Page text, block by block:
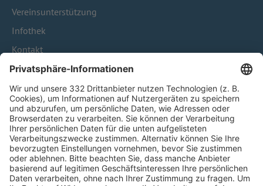
Vereinsunterstützung
Infothek
Kontakt
HÄUFIG BESUCHTE SEITEN
Pässe und Vereinswechsel
Trainerausbildung
Schulungsangebot Vereinsmitarbeiter
BFV-Geschäftsstellen
Trainerbörse